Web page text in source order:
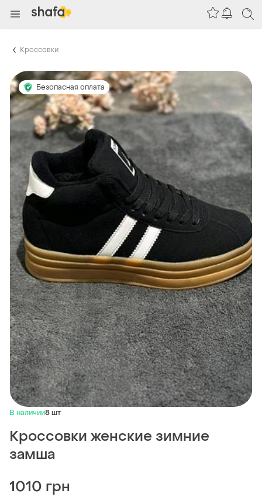
Кроссовки
Безопасная оплата
В наличии8 шт
Кроссовки женские зимние
замша
1010 грн